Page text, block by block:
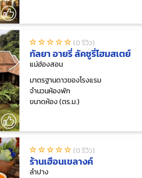
(0 รีวิว)
กัลยา อายรี่ ลัคซูรี่โฮมสเตย์
แม่ฮ่องสอน
มาตรฐานดาวของโรงแรม
จำนวนห้องพัก
ขนาดห้อง (ตร.ม.)
(0 รีวิว)
ร้านเฮือนเขลางค์
ลำปาง